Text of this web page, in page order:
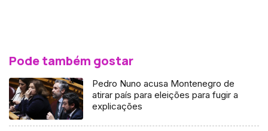
Pode também gostar
Pedro Nuno acusa Montenegro de
atirar país para eleições para fugir a
explicações